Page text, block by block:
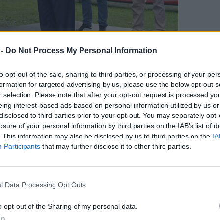
Do Not Process My Personal Information
opt-out of the sale, sharing to third parties, or processing of your
for targeted advertising by us, please use the below opt-out
selection. Please note that after your opt-out request is processed
interest-based ads based on personal information utilized by us
to third parties prior to your opt-out. You may separately
of your personal information by third parties on the IAB’s list of
This information may also be disclosed by us to third parties on the
Participants that may further disclose it to other third parties.
Data Processing Opt Outs
opt-out of the Sharing of my personal data.
miniszter
oldani játékos formában, ugyanakkor
már aszeméttelegyütt a folyón egyre
a jelenségre a figyelmet a miniszter. „Ez
hogy mindenki megfogja a vizet,
Magyarországnak is szüksége van
termelt vízhozamra.”
a